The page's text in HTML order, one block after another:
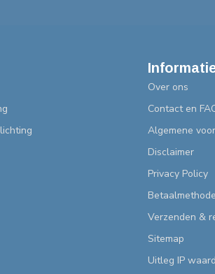
Over ons
Contact en
Algemene
Disclaimer
Privacy Policy
Verzenden &
Sitemap
Uitleg IP